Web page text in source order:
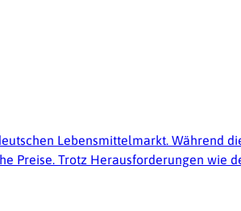
Lebensmittelmarkt. Während
Preise. Trotz Herausforderungen wie